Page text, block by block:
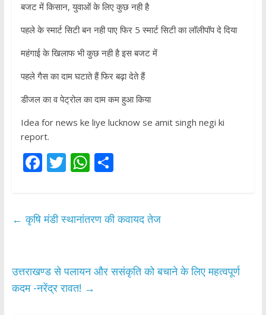
बजट में किसान, युवाओं के लिए कुछ नही है
पहले के स्मार्ट सिटी बन नही पाए फिर 5 स्मार्ट सिटी का लॉलीपॉप दे दिया
महंगाई के खिलाफ भी कुछ नही है इस बजट में
पहले गैस का दाम घटाते हैं फिर बढ़ा देते हैं
डीजल का व पेट्रोल का दाम कम हुआ किया
Idea for news ke liye lucknow se amit singh negi ki
report.
F
b
k
T
er
W
s
p
S
e
← कृषि मंडी स्थानांतरण की कवायद तेज
उत्तराखण्ड से पलायन और ससंकृति को बचाने के लिए महत्वपूर्ण
कदम -नरेंद्र रावत! →